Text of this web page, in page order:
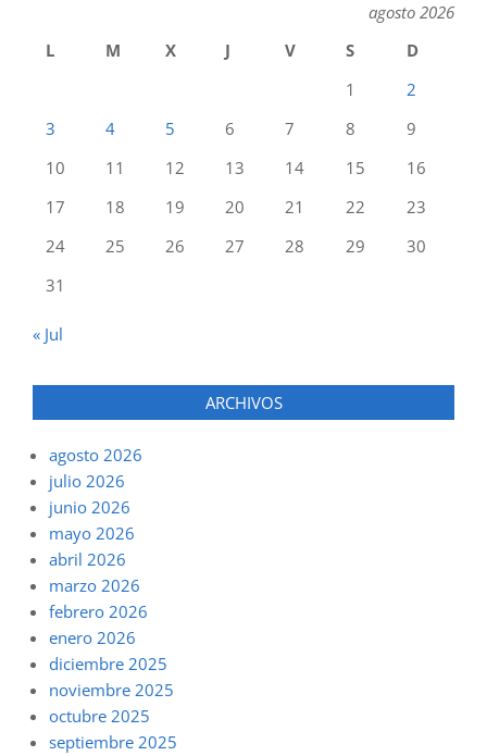
agosto 2026
L
M X J V S
D
1
2
3
4 5 6 7 8
9
10
11 12 13 14 15
16
17
18 19 20 21 22
23
24
25 26 27 28 29
30
31
« Jul
ARCHIVOS
agosto 2026
julio 2026
junio 2026
mayo 2026
abril 2026
marzo 2026
febrero 2026
enero 2026
diciembre 2025
noviembre 2025
octubre 2025
septiembre 2025